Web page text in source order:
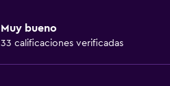
Muy bueno
33 calificaciones verificadas